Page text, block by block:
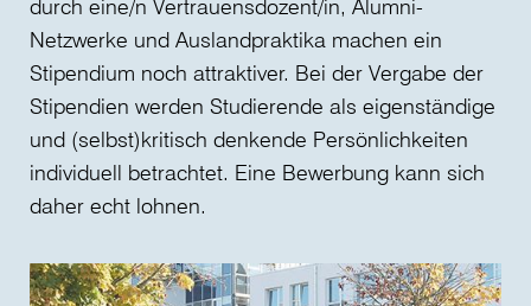
durch eine/n Vertrauensdozent/in, Alumni-
Netzwerke und Auslandpraktika machen ein
Stipendium noch attraktiver. Bei der Vergabe der
Stipendien werden Studierende als eigenständige
und (selbst)kritisch denkende Persönlichkeiten
individuell betrachtet. Eine Bewerbung kann sich
daher echt lohnen.